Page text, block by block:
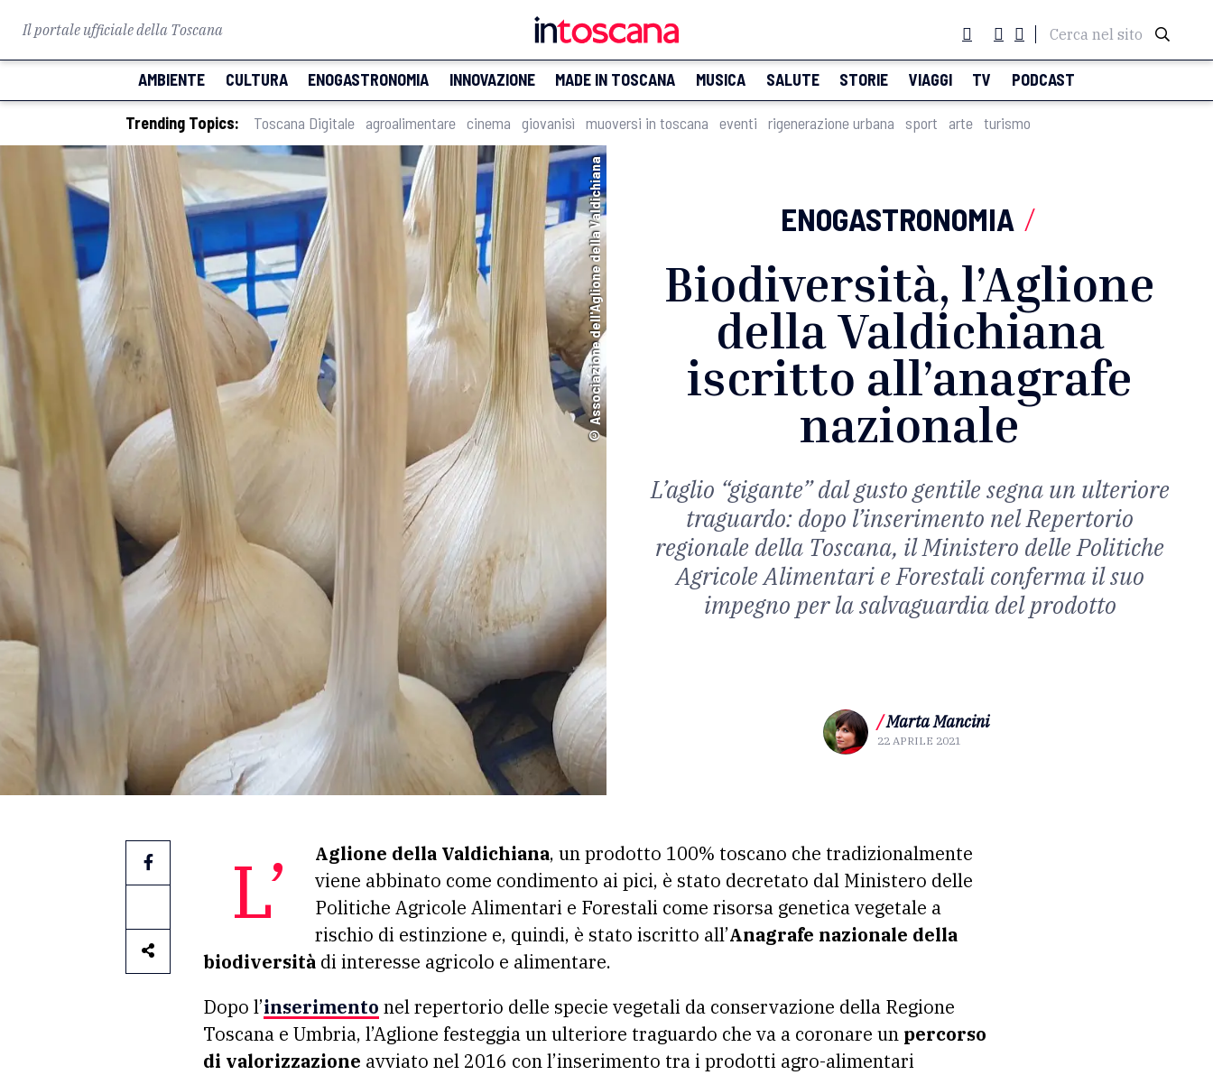
Il portale ufficiale della Toscana Cerca nel sito
AMBIENTE CULTURA ENOGASTRONOMIA INNOVAZIONE MADE IN TOSCANA MUSICA SALUTE STORIE VIAGGI TV PODCAST
Trending Topics: Toscana Digitale agroalimentare cinema giovanisì muoversi in toscana eventi rigenerazione urbana sport arte turismo
© Associazione dell'Aglione della Valdichiana ENOGASTRONOMIA /
Biodiversità, l’Aglione
della Valdichiana
iscritto all’anagrafe
nazionale
L’aglio “gigante” dal gusto gentile segna un ulteriore
traguardo: dopo l’inserimento nel Repertorio
regionale della Toscana, il Ministero delle Politiche
Agricole Alimentari e Forestali conferma il suo
impegno per la salvaguardia del prodotto
/Marta Mancini
22 APRILE 2021
L’ Aglione della Valdichiana, un prodotto 100% toscano che tradizionalmente
viene abbinato come condimento ai pici, è stato decretato dal Ministero delle
Politiche Agricole Alimentari e Forestali come risorsa genetica vegetale a
rischio di estinzione e, quindi, è stato iscritto all’Anagrafe nazionale della
biodiversità di interesse agricolo e alimentare.
Dopo l’inserimento nel repertorio delle specie vegetali da conservazione della Regione
Toscana e Umbria, l’Aglione festeggia un ulteriore traguardo che va a coronare un percorso
di valorizzazione avviato nel 2016 con l’inserimento tra i prodotti agro-alimentari